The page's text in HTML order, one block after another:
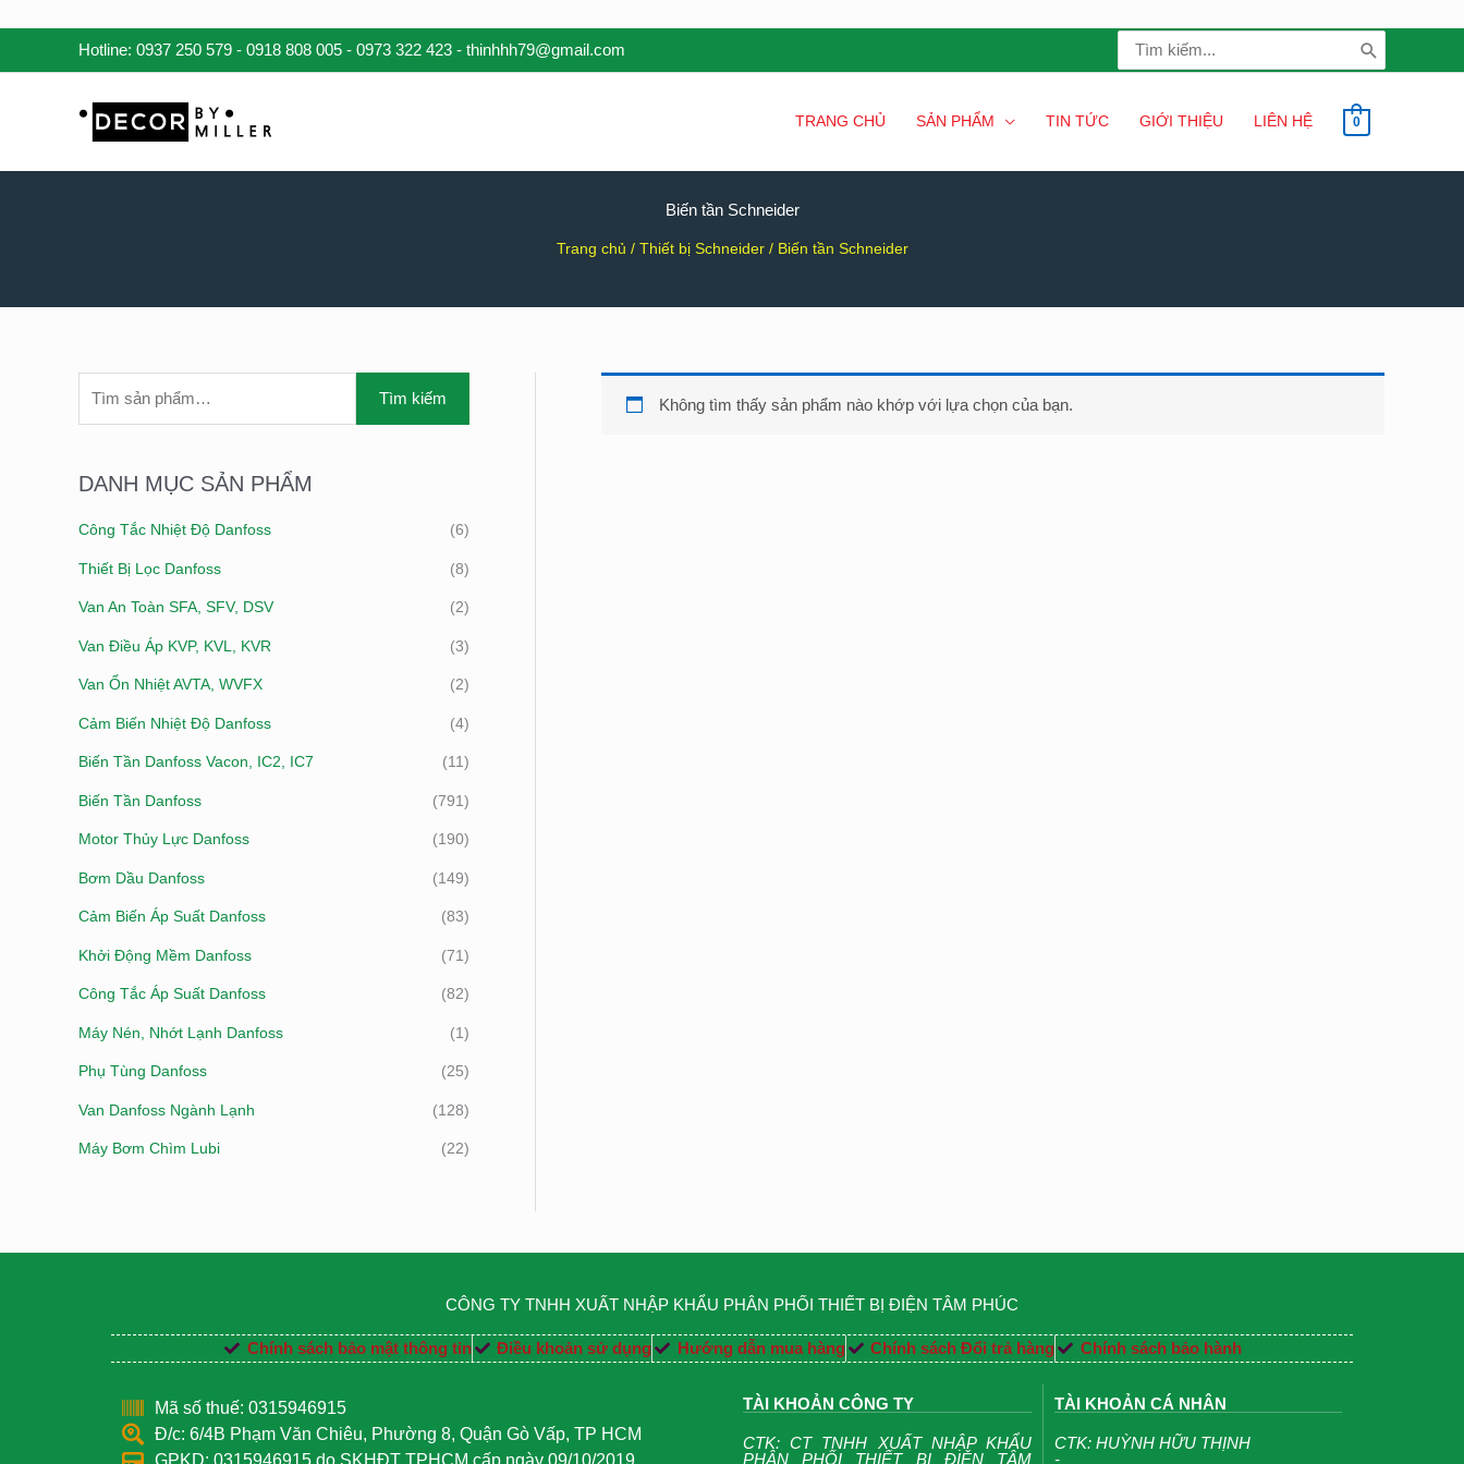
Hotline: 0937 250 579 - 0918 808 005 - 0973 322 423 - thinhhh79@gmail.com
Search
for:
TRANG CHỦ SẢN PHẨM TIN TỨC GIỚI THIỆU LIÊN HỆ 0
Biến tần Schneider
Trang chủ / Thiết bị Schneider/ Biến tần Schneider
K
Ế
M
:
Tìm kiếm
DANH MỤC SẢN PHẨM
Công Tắc Nhiệt Độ Danfoss (6)
Thiết Bị Lọc Danfoss (8)
Van An Toàn SFA, SFV, DSV (2)
Van Điều Áp KVP, KVL, KVR (3)
Van Ổn Nhiệt AVTA, WVFX (2)
Cảm Biến Nhiệt Độ Danfoss (4)
Biến Tần Danfoss Vacon, IC2, IC7 (11)
Biến Tần Danfoss (791)
Motor Thủy Lực Danfoss (190)
Bơm Dầu Danfoss (149)
Cảm Biến Áp Suất Danfoss (83)
Khởi Động Mềm Danfoss (71)
Công Tắc Áp Suất Danfoss (82)
Máy Nén, Nhớt Lạnh Danfoss (1)
Phụ Tùng Danfoss (25)
Van Danfoss Ngành Lạnh (128)
Máy Bơm Chìm Lubi (22)
Không tìm thấy sản phẩm nào khớp với lựa chọn của bạn.
CÔNG TY TNHH XUẤT NHẬP KHẨU PHÂN PHỐI THIẾT BỊ ĐIỆN TÂM PHÚC
Chính sách bảo mật thông tin Điều khoản sử dụng Hướng dẫn mua hàng Chính sách Đổi trả hàng Chính sách bảo hành
Mã số thuế: 0315946915
Đ/c: 6/4B Phạm Văn Chiêu, Phường 8, Quận Gò Vấp, TP HCM
GPKD: 0315946915 do SKHĐT TPHCM cấp ngày 09/10/2019
TÀI KHOẢN CÔNG TY
CTK: CT TNHH XUẤT NHẬP KHẨU
PHÂN PHỐI THIẾT BỊ ĐIỆN TÂM
TÀI KHOẢN CÁ NHÂN
CTK: HUỲNH HỮU THỊNH
-